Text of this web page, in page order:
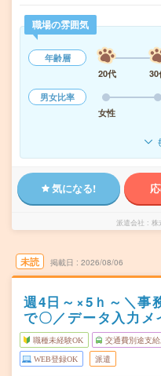
職場の雰囲気
年齢層
20代
30
男女比率
女性
気になる!
派遣会社 株
未読 掲載日 2026/08/06
週4日～×5ｈ～＼事
で〇／データ入力メ
職種未経験OK 交通費別途支給
WEB登録OK 派遣